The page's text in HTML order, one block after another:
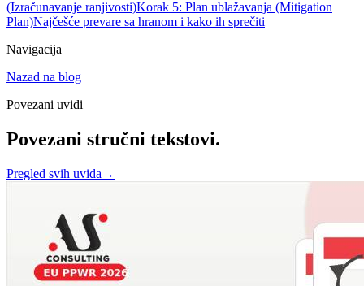
(Izračunavanje ranjivosti)Korak 5: Plan ublažavanja (Mitigation
Plan)Najčešće prevare sa hranom i kako ih sprečiti
Navigacija
Nazad na blog
Povezani uvidi
Povezani stručni tekstovi.
Pregled svih uvida →